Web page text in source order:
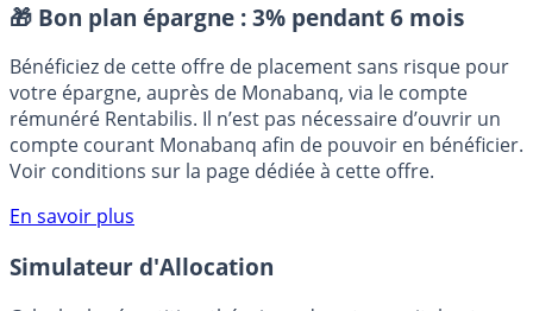
Placement sans risque
🎁 Bon plan épargne : 3% pendant 6 mois
Bénéficiez de cette offre de placement sans risque pour
votre épargne, auprès de Monabanq, via le compte
rémunéré Rentabilis. Il n’est pas nécessaire d’ouvrir un
Voir conditions sur la page dédiée à cette offre.
En savoir plus